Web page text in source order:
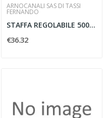
ARNOCANALI SAS DI TASSI
FERNANDO
STAFFA REGOLABILE 500X800 KG150
€36.32